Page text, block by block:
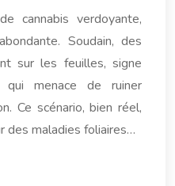
cannabis verdoyante,
Soudain, des
sur les feuilles, signe
qui menace de ruiner
Ce scénario, bien réel,
des maladies foliaires…